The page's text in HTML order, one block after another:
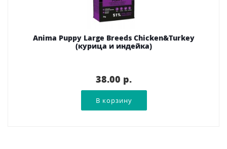
Anima Puppy Large Breeds Chicken&Turkey
(курица и индейка)
38.00 p.